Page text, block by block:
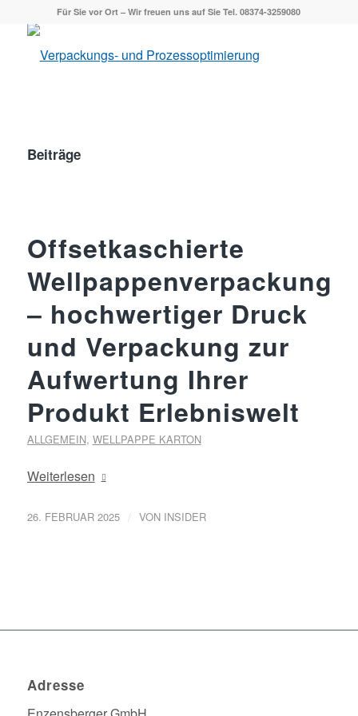
Für Sie vor Ort – Wir freuen uns auf Sie Tel. 08374-3259080
Beiträge
Offsetkaschierte
Wellpappenverpackung
– hochwertiger Druck
und Verpackung zur
Aufwertung Ihrer
Produkt Erlebniswelt
ALLGEMEIN, WELLPAPPE KARTON
Weiterlesen
26. FEBRUAR 2025 / VON INSIDER
Adresse